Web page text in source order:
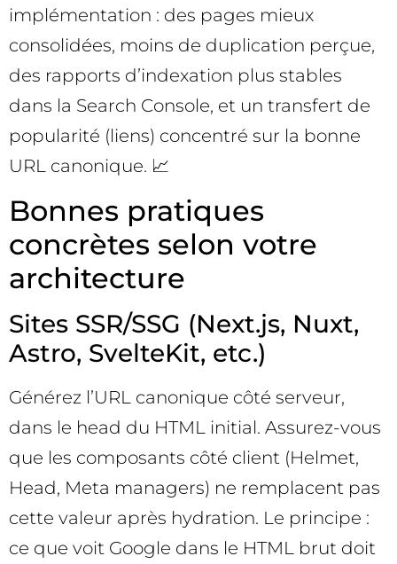
implémentation : des pages mieux
consolidées, moins de duplication perçue,
des rapports d’indexation plus stables
dans la Search Console, et un transfert de
popularité (liens) concentré sur la bonne
URL canonique. 📈
Bonnes pratiques
concrètes selon votre
architecture
Sites SSR/SSG (Next.js, Nuxt,
Astro, SvelteKit, etc.)
Générez l’URL canonique côté serveur,
dans le head du HTML initial. Assurez-vous
que les composants côté client (Helmet,
Head, Meta managers) ne remplacent pas
cette valeur après hydration. Le principe :
ce que voit Google dans le HTML brut doit